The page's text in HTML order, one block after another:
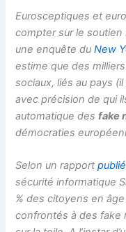
Eurosceptiques et
compter sur le
une enquête duNew
estime que des
sociaux, liés au pays
avec précision de qui
automatique desfake
démocraties
Selon un rapportpublié
sécurité informatique
% des citoyens en
confrontés à des fake